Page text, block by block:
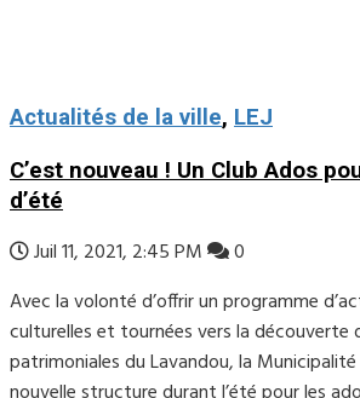
Actualités de la ville, LEJ
C’est nouveau ! Un Club Ados
d’été
Juil 11, 2021, 2:45 PM
0
Avec la volonté d’offrir un programme
culturelles et tournées vers la découverte
patrimoniales du Lavandou, la Municipalité